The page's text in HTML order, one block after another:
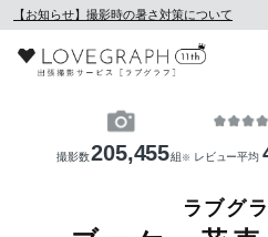
【お知らせ】撮影時の暑さ対策について
撮影数205,455組 ※ レビュー平均
ラブグ